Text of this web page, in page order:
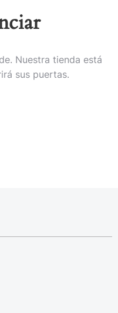
Nuestra tienda está
sus puertas.